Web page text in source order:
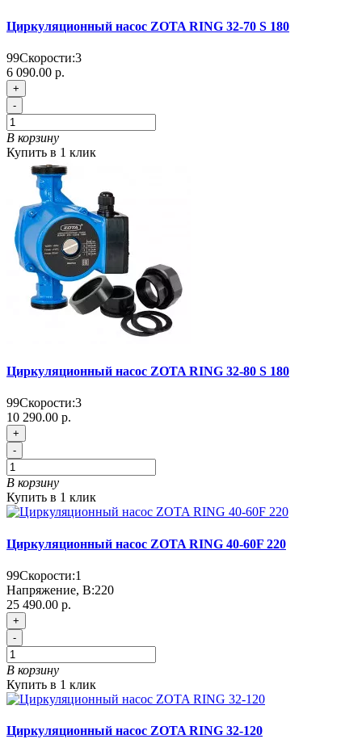
Циркуляционный насос ZOTA RING 32-70 S 180
99Скорости:3
6 090.00 р.
+
-
В корзину
Купить в 1 клик
Циркуляционный насос ZOTA RING 32-80 S 180
99Скорости:3
10 290.00 р.
+
-
В корзину
Купить в 1 клик
Циркуляционный насос ZOTA RING 40-60F 220
99Скорости:1
Напряжение, В:220
25 490.00 р.
+
-
В корзину
Купить в 1 клик
Циркуляционный насос ZOTA RING 32-120